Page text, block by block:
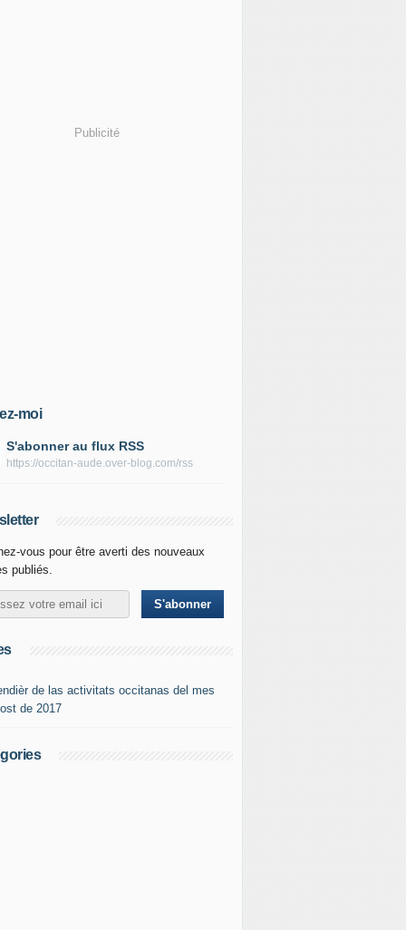
Publicité
moi
S'abonner au flux RSS
https://occitan-aude.over-blog.com/rss
vous pour être averti des nouveaux
publiés.
de las activitats occitanas del mes
de 2017